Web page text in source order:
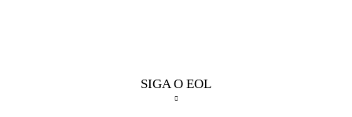
SIGA O EOL